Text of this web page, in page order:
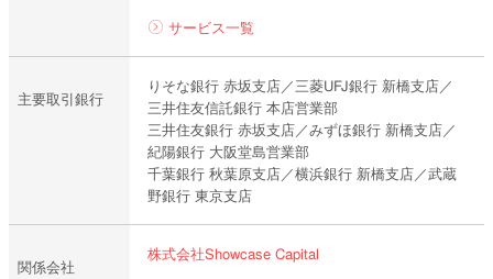
サービス一覧
主要取引銀行
りそな銀行 赤坂支店／三菱UFJ銀行 新橋支店／
三井住友信託銀行 本店営業部
三井住友銀行 赤坂支店／みずほ銀行 新橋支店／
紀陽銀行 大阪堂島営業部
千葉銀行 秋葉原支店／横浜銀行 新橋支店／武蔵
野銀行 東京支店
関係会社
株式会社Showcase Capital